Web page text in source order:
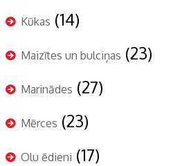
Kūkas (14)
Maizītes un bulciņas (23)
Marinādes (27)
Mērces (23)
Olu ēdieni (17)